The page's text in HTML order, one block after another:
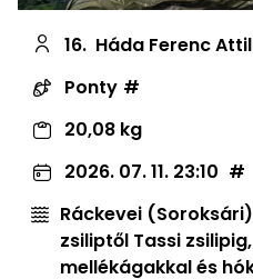
16. Háda Ferenc
Ponty
20,08 kg
2026. 07. 11. 23:10
Ráckevei
zsiliptől Tassi
mellékágakkal és